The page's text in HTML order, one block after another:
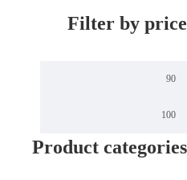
Filter by price
Product categories